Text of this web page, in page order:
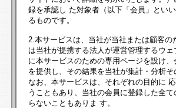
録を承認し た対象者（以下「会員」とい
るものです。
2.本サービスは、当社が当社または顧客
は当社が提携する法人が運営管理するウ
に本サービスのための専用ページを設け
を提供し、その結果を当社が集計・分析
なお、本サービスは、それぞれの目的に
うこともあり、当社の会員に登録した全
らないこともありま す。